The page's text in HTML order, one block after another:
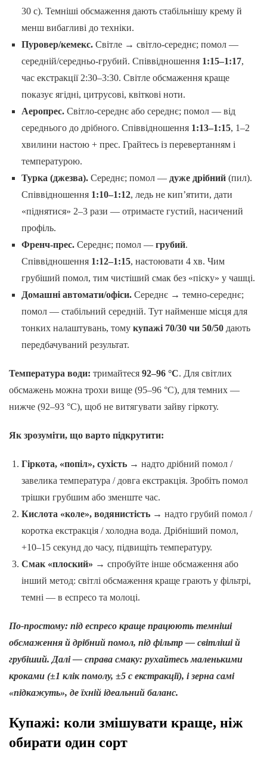
30 с). Темніші обсмаження дають стабільнішу крему й
менш вибагливі до техніки.
Пуровер/кемекс.Світле → світло-середнє; помол —
середній/середньо-грубий. Співвідношення 1:15–1:17,
час екстракції 2:30–3:30. Світле обсмаження краще
показує ягідні, цитрусові, квіткові ноти.
Аеропрес.Світло-середнє або середнє; помол — від
середнього до дрібного. Співвідношення 1:13–1:15, 1–2
хвилини настою + прес. Грайтесь із перевертанням і
температурою.
Турка (джезва).Середнє; помол — дуже дрібний(пил).
Співвідношення 1:10–1:12, ледь не кип’ятити, дати
«піднятися» 2–3 рази — отримаєте густий, насичений
профіль.
Френч-прес.Середнє; помол — грубий.
Співвідношення 1:12–1:15, настоювати 4 хв. Чим
грубіший помол, тим чистіший смак без «піску» у чашці.
Домашні автомати/офіси.Середнє → темно-середнє;
помол — стабільний середній. Тут найменше місця для
тонких налаштувань, тому купажі 70/30 чи 50/50дають
передбачуваний результат.
Температура води: тримайтеся 92–96 °C. Для світлих
обсмажень можна трохи вище (95–96 °C), для темних —
нижче (92–93 °C), щоб не витягувати зайву гіркоту.
Як зрозуміти, що варто підкрутити:
Гіркота, «попіл», сухість→ надто дрібний помол /
завелика температура / довга екстракція. Зробіть помол
трішки грубшим або зменште час.
Кислота «коле», водянистість→ надто грубий помол /
коротка екстракція / холодна вода. Дрібніший помол,
+10–15 секунд до часу, підвищіть температуру.
Смак «плоский» → спробуйте інше обсмаження або
інший метод: світлі обсмаження краще грають у фільтрі,
темні — в еспресо та молоці.
По-простому: під еспресо краще працюють темніші
обсмаження й дрібний помол, під фільтр — світліші й
грубіший. Далі — справа смаку: рухайтесь маленькими
кроками (±1 клік помолу, ±5 с екстракції), і зерна самі
«підкажуть», де їхній ідеальний баланс.
Купажі: коли змішувати краще, ніж
обирати один сорт